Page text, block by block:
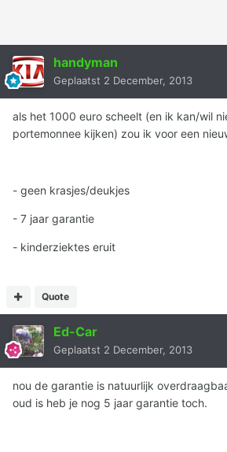
handyman
Geplaatst 2 December, 2013
als het 1000 euro scheelt (en ik kan/wil
portemonnee kijken) zou ik voor een
- geen krasjes/deukjes
- 7 jaar garantie
- kinderziektes eruit
Quote
Ed-Car
Geplaatst 2 December, 2013
nou de garantie is natuurlijk
oud is heb je nog 5 jaar garantie toch.